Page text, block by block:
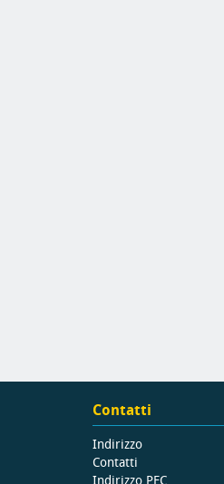
Contatti
Indirizzo
Contatti
Indirizzo PEC